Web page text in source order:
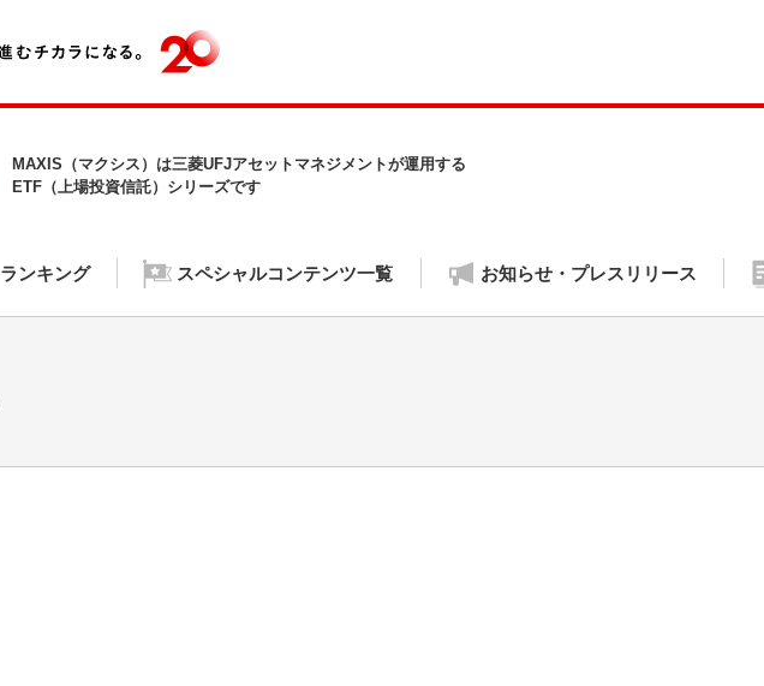
MAXIS（マクシス）は三菱UFJアセットマネジメントが運用する
ETF（上場投資信託）シリーズです
ランキング スペシャルコンテンツ一覧 お知らせ・プレスリリース